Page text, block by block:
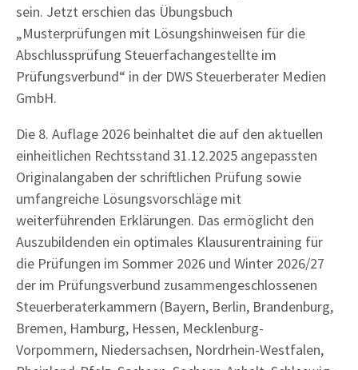
sein. Jetzt erschien das Übungsbuch
„Musterprüfungen mit Lösungshinweisen für die
Abschlussprüfung Steuerfachangestellte im
Prüfungsverbund“ in der DWS Steuerberater Medien
GmbH.
Die 8. Auflage 2026 beinhaltet die auf den aktuellen
einheitlichen Rechtsstand 31.12.2025 angepassten
Originalangaben der schriftlichen Prüfung sowie
umfangreiche Lösungsvorschläge mit
weiterführenden Erklärungen. Das ermöglicht den
Auszubildenden ein optimales Klausurentraining für
die Prüfungen im Sommer 2026 und Winter 2026/27
der im Prüfungsverbund zusammengeschlossenen
Steuerberaterkammern (Bayern, Berlin, Brandenburg,
Bremen, Hamburg, Hessen, Mecklenburg-
Vorpommern, Niedersachsen, Nordrhein-Westfalen,